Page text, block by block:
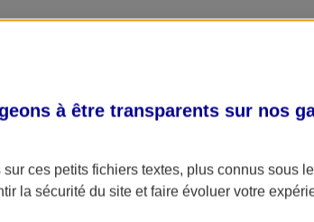
à être transparents sur nos
ces petits fichiers textes, plus connus sous
la sécurité du site et faire évoluer votre